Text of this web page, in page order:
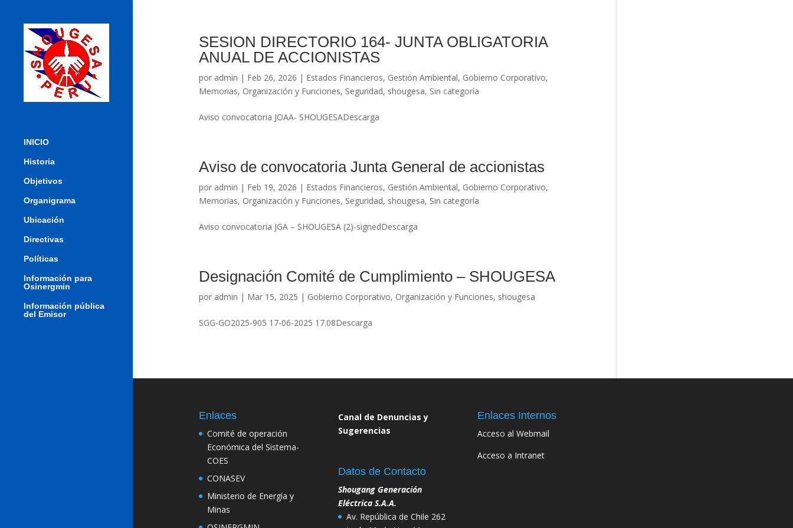
INICIO
Historia
Objetivos
Organigrama
Ubicación
Directivas
Políticas
Información para
Osinergmin
Información pública
del Emisor
SESION DIRECTORIO 164- JUNTA OBLIGATORIA
ANUAL DE ACCIONISTAS
por admin | Feb 26, 2026 | Estados Financieros, Gestión Ambiental, Gobierno Corporativo,
Memorias, Organización y Funciones, Seguridad, shougesa, Sin categoría
Aviso convocatoria JOAA- SHOUGESADescarga
Aviso de convocatoria Junta General de accionistas
por admin | Feb 19, 2026 | Estados Financieros, Gestión Ambiental, Gobierno Corporativo,
Memorias, Organización y Funciones, Seguridad, shougesa, Sin categoría
Aviso convocatoria JGA – SHOUGESA (2)-signedDescarga
Designación Comité de Cumplimiento – SHOUGESA
por admin | Mar 15, 2025 | Gobierno Corporativo, Organización y Funciones, shougesa
SGG-GO2025-905 17-06-2025 17.08Descarga
Enlaces
Comité de operación
Económica del Sistema-
COES
CONASEV
Ministerio de Energía y
Minas
Canal de Denuncias y
Sugerencias
Datos de Contacto
Shougang Generación
Eléctrica S.A.A.
Av. República de Chile 262
Enlaces Internos
Acceso al Webmail
Acceso a Intranet